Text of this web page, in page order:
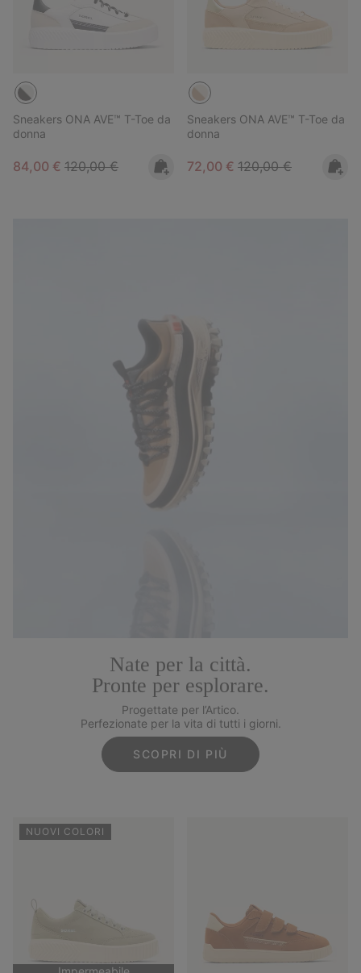
Sneakers ONA AVE™ T-Toe da
donna
Sale price:
84,00 € Regular price:
120,00 €
Sneakers ONA AVE™ T-Toe da
donna
Sale price:
72,00 € Regular price:
120,00 €
Nate per la città.
Pronte per esplorare.
Progettate per l’Artico.
Perfezionate per la vita di tutti i giorni.
SCOPRI DI PIÙ
NUOVI COLORI